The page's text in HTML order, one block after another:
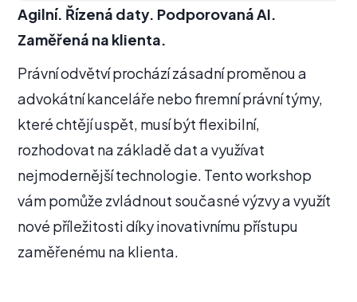
Agilní. Řízená daty. Podporovaná AI.
Zaměřená na klienta.
Právní odvětví prochází zásadní proměnou a
advokátní kanceláře nebo firemní právní týmy,
které chtějí uspět, musí být flexibilní,
rozhodovat na základě dat a využívat
nejmodernější technologie. Tento workshop
vám pomůže zvládnout současné výzvy a využít
nové příležitosti díky inovativnímu přístupu
zaměřenému na klienta.